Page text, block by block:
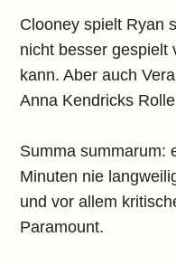
Clooney spielt Ryan
nicht besser gespielt
kann. Aber auch
Anna Kendricks
Summa summarum:
Minuten nie
und vor allem
Paramount.